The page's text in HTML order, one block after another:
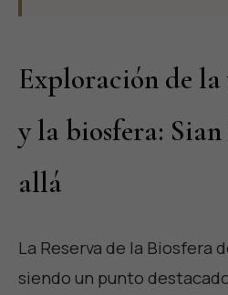
Exploración de
y la biosfera: Sian
allá
La Reserva de la Biosfera
siendo un punto